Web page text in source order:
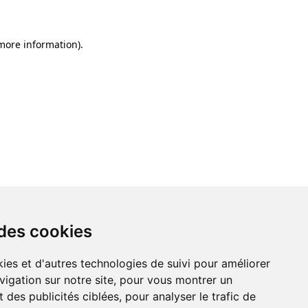
cookies
et d'autres technologies de suivi pour améliorer
sur notre site, pour vous montrer un
des publicités ciblées, pour analyser le trafic de
information).